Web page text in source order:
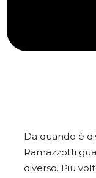
Da quando è
Ramazzotti
diverso. Più